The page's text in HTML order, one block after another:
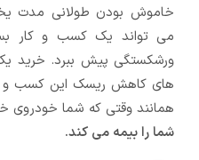
خاموش بودن طولانی مدت
می تواند یک کسب و کار
ورشکستگی پیش ببرد. خرید
های کاهش ریسک این کسب و
همانند وقتی که شما خودروی
شما را بیمه می کند.